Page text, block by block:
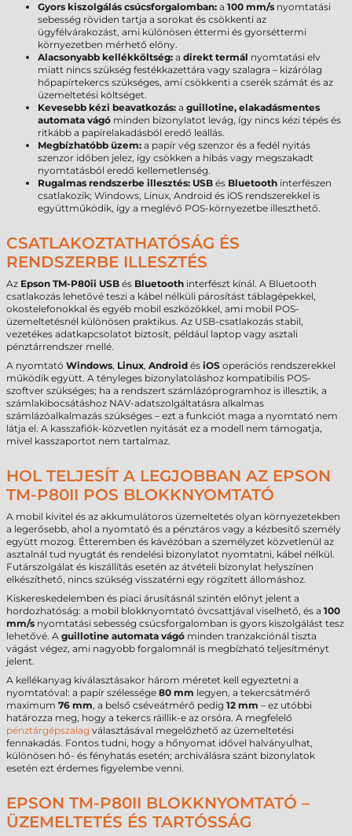
Gyors kiszolgálás csúcsforgalomban: a 100 mm/s nyomtatási
sebesség röviden tartja a sorokat és csökkenti az
ügyfélvárakozást, ami különösen éttermi és gyorséttermi
környezetben mérhető előny.
Alacsonyabb kellékköltség: a direkt termál nyomtatási elv
miatt nincs szükség festékkazettára vagy szalagra – kizárólag
hőpapírtekercs szükséges, ami csökkenti a cserék számát és az
üzemeltetési költséget.
Kevesebb kézi beavatkozás: a guillotine, elakadásmentes
automata vágó minden bizonylatot levág, így nincs kézi tépés és
ritkább a papírelakadásból eredő leállás.
Megbízhatóbb üzem: a papír vég szenzor és a fedél nyitás
szenzor időben jelez, így csökken a hibás vagy megszakadt
nyomtatásból eredő kellemetlenség.
Rugalmas rendszerbe illesztés: USB és Bluetooth interfészen
csatlakozik; Windows, Linux, Android és iOS rendszerekkel is
együttműködik, így a meglévő POS-környezetbe illeszthető.
CSATLAKOZTATHATÓSÁG ÉS
RENDSZERBE ILLESZTÉS
Az Epson TM-P80ii USB és Bluetooth interfészt kínál. A Bluetooth
csatlakozás lehetővé teszi a kábel nélküli párosítást táblagépekkel,
okostelefonokkal és egyéb mobil eszközökkel, ami mobil POS-
üzemeltetésnél különösen praktikus. Az USB-csatlakozás stabil,
vezetékes adatkapcsolatot biztosít, például laptop vagy asztali
pénztárrendszer mellé.
A nyomtató Windows, Linux, Android és iOS operációs rendszerekkel
működik együtt. A tényleges bizonylatoláshoz kompatibilis POS-
szoftver szükséges; ha a rendszert számlázóprogramhoz is illesztik, a
számlakibocsátáshoz NAV-adatszolgáltatásra alkalmas
számlázóalkalmazás szükséges – ezt a funkciót maga a nyomtató nem
látja el. A kasszafiók-közvetlen nyitását ez a modell nem támogatja,
mivel kasszaportot nem tartalmaz.
HOL TELJESÍT A LEGJOBBAN AZ EPSON
TM-P80II POS BLOKKNYOMTATÓ
A mobil kivitel és az akkumulátoros üzemeltetés olyan környezetekben
a legerősebb, ahol a nyomtató és a pénztáros vagy a kézbesítő személy
együtt mozog. Étteremben és kávézóban a személyzet közvetlenül az
asztalnál tud nyugtát és rendelési bizonylatot nyomtatni, kábel nélkül.
Futárszolgálat és kiszállítás esetén az átvételi bizonylat helyszínen
elkészíthető, nincs szükség visszatérni egy rögzített állomáshoz.
Kiskereskedelemben és piaci árusításnál szintén előnyt jelent a
hordozhatóság: a mobil blokknyomtató övcsattjával viselhető, és a 100
mm/s nyomtatási sebesség csúcsforgalomban is gyors kiszolgálást tesz
lehetővé. A guillotine automata vágó minden tranzakciónál tiszta
vágást végez, ami nagyobb forgalomnál is megbízható teljesítményt
jelent.
A kellékanyag kiválasztásakor három méretet kell egyeztetni a
nyomtatóval: a papír szélessége 80 mm legyen, a tekercsátmérő
maximum 76 mm, a belső cséveátmérő pedig 12 mm – ez utóbbi
határozza meg, hogy a tekercs ráillik-e az orsóra. A megfelelő
pénztárgépszalag választásával megelőzhető az üzemeltetési
fennakadás. Fontos tudni, hogy a hőnyomat idővel halványulhat,
különösen hő- és fényhatás esetén; archiválásra szánt bizonylatok
esetén ezt érdemes figyelembe venni.
EPSON TM-P80II BLOKKNYOMTATÓ –
ÜZEMELTETÉS ÉS TARTÓSSÁG